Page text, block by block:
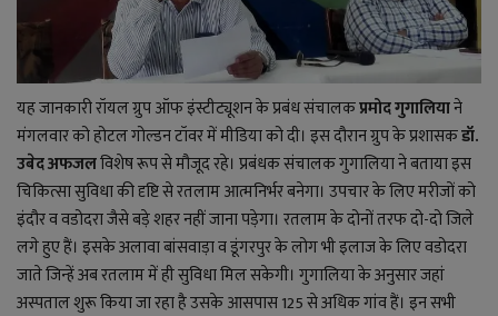
यह जानकारी रॉयल ग्रुप ऑफ इंस्टीट्यूशन के प्रबंध संचालकप्रमोद गुगालियाने
मंगलवार को होटल गोल्डन टॉवर में मीडिया को दी। इस दौरान ग्रुप के प्रशासकडॉ.
उबेद अफजलविशेष रूप से मौजूद रहे। प्रबंधक संचालक गुगालिया ने बताया इस
चिकित्सा सुविधा की दृष्टि से रतलाम आत्मनिर्भर बनेगा। उपचार के लिए मरीजों को
इंदौर व वडोदरा जैसे बड़े शहर नहीं जाना पड़ेगा। रतलाम के दोनों तरफ दो-दो जिले
लगे हुए हैं। इसके अलावा बांसवाड़ा व डूंगरपुर के लोग भी इलाज के लिए वडोदरा
जाते जिन्हें अब रतलाम में ही सुविधा मिल सकेगी। गुगालिया के अनुसार जहां
अस्पताल शुरू किया जा रहा है उसके आसपास 125 से अधिक गांव हैं। इन सभी